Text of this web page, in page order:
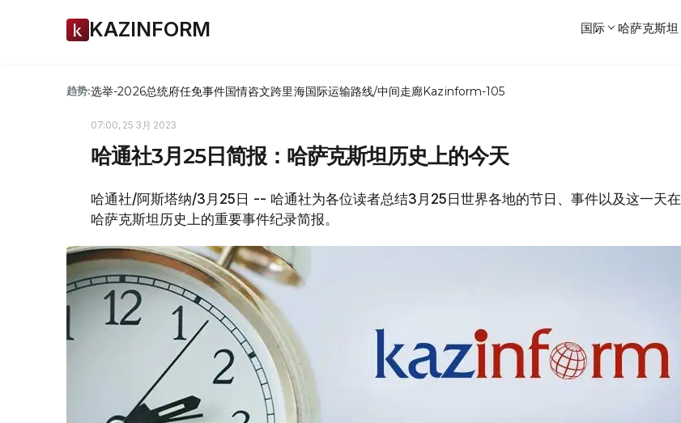
KAZINFORM 国际 哈萨克斯坦
趋势:选举-2026总统府任免事件国情咨文跨里海国际运输路线/中间走廊Kazinform-105
07:00, 25 3月 2023
哈通社3月25日简报：哈萨克斯坦历史上的今天
哈通社/阿斯塔纳/3月25日 -- 哈通社为各位读者总结3月25日世界各地的节日、事件以及这一天在
哈萨克斯坦历史上的重要事件纪录简报。